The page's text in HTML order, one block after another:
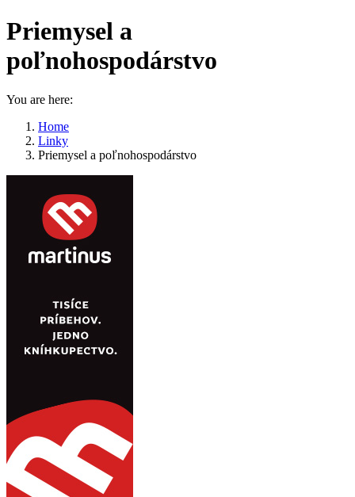
Priemysel a
poľnohospodárstvo
You are here:
Home
Linky
Priemysel a poľnohospodárstvo